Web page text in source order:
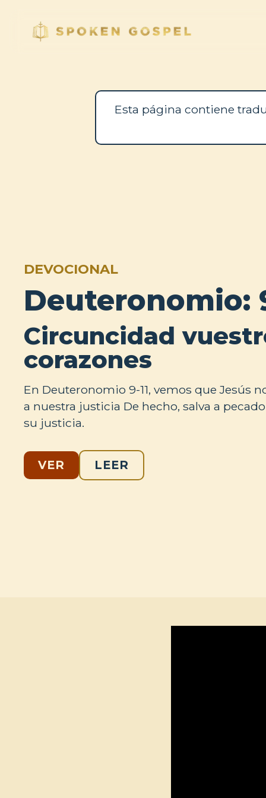
Esta página contiene
DEVOCIONAL
Deuteronomio:
Circuncidad
corazones
En Deuteronomio 9-11, vemos que Jesús
a nuestra justicia De hecho, salva a
su justicia.
VER LEER